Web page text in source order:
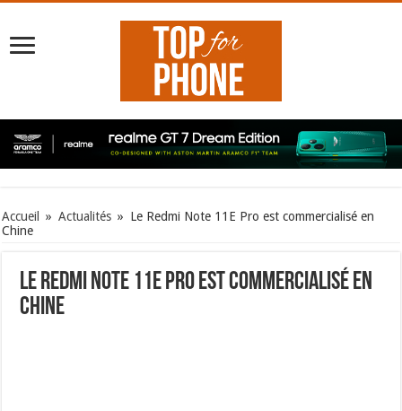
Accueil » Actualités » Le Redmi Note 11E Pro est commercialisé en
Chine
Le Redmi Note 11E Pro est commercialisé en
Chine